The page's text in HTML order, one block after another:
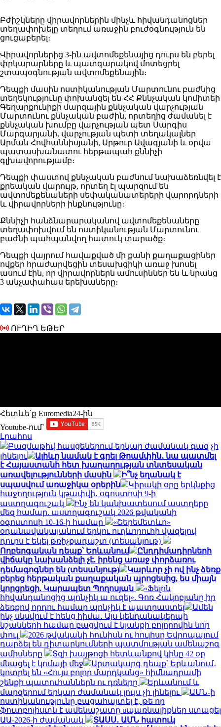
Բժիշկները վիրավորներին մինչև հիվանդանոցներ
տեղափոխելը տեղում առաջին բուժօգնություն են
ցուցաբերել։
Վիրավորներից 3-ին ավտոմեքենայից դուրս են բերել
փրկարարները և պատգարակով մոտեցրել
շտապօգնության ավտոմեքենային։
Դեպքի մասին ոստիկանության Մարտունու բաժնից
տեղեկությունը փոխանցել են ՀՀ Քննչական կոմիտեի
Գեղարքունիքի մարզային քննչական վարչության
Մարտունու քննչական բաժին, որտեղից ժամանել է
քննչական խումբը վարչության պետ Սարգիս
Մարգարյանի, վարչության պետի տեղակալներ
Արման Հովհաննիսյանի, Արթուր Ավագյանի և օրվա
պատասխանատու հերթապահ քննիչի
գլխավորությամբ։
Դեպքի փաստով քննչական բաժնում նախաձեռնվել է
քրեական վարույթ, որտեղ էլ պարզում են
ավտոմեքենաների սեփականատերերի վարորդների
և վիրավորների ինքնությունը։
Քննիչի հանձնարարականով ավտոմեքենաները
տեղափոխվում են ոստիկանության Մարտունու
բաժնի պահպանվող հատուկ տարածք։
Դեպքի վայրում հավաքված մի քանի քաղաքացիներ
ովքեր հրաժարվեցին տեսախցիկի առաջ խոսել
ասում էին, որ վիրավորներն ամուսիններ են և նրանց
3 անչափահաս երեխաները։
ՈՒՂԻՂ ԵԹԵՐ
Հետևե՛ք Euromedia24-ին
Youtube-ում`
Լրահոս
Բազմաթիվ հասցեներում երկար ժամանակ գազ չի
լինելու
Ալիևը նամակ է գրել Թրամփին․ նա պատմել
է Հայաստանի հետ խաղաղության տնտեսական
առավելությունների մասին
Ի՞նչ եղանակ է
սպասվում առաջիկա օրերին
Կիրակի օրը երկնքից
հաջողություն կթափվի․ օգոստոսի 9-ի
աստղագուշակ
Ինչ են կանխատեսում աստղերը
մեզ համար. աստղագուշակ 2026 թվականի
օգոստոսի 10-16-ի համար
«Շերեմետևո»
օդանավակայանում երկու ուղևորուհի վազելով
դուրս է եկել թռիչքադաշտ (տեսանյութ)
Ողբերգական դեպք՝ Երևանում
Ընդդիմադիրների
վիճակը նախանձելի չէ. իրենց առաջ փորձառու
դեմագոգներ են (տեսանյութ)
Կարևոր չի ով ինչ ձեռք
բերեց հերթական քաղաքական պրոցեսից, ես միայն
կորցրեցի. Կարապետ Պողոսյան
«Ֆելոն
հիվանդանոցից պոնչիկ ա ուզել». Գոռ Հակոբյանը իր
ձեռքով որդու համար պոնչիկ է պատրաստել
Ամեն
ինչ սկսվում է հենց հիմա․ Այս կենդանակերպի
նշանների համար բացվում է կյանքի բոլորովին նոր
փուլ
2026 թվականի հունիսն ու հուլիսը Եվրոպայում
դարձել են դիտարկումների պատմության ամենաշոգ
ամիսները
Տզի խայթոցի հետևանքով կինը 42 օր
մնացել է կոմայի մեջ
Արտակարգ դեպք՝ Երևանում․
կոտրել են «Հույս բոլոր մարդկանց» հիմնադրամի
շենքի պատուհաններն ու դռները
Երևանում և
մարզերում երկար ժամանակ լույս չի լինելու
ԱՄՆ-ի
ոստիկանությունը բացահայտել է, թե որ
ֆուտբոլիստն է ամենաշատը uպառնալիքներ ստացել
ԱԱ-2026-ի ժամանակ
ՏԱՍՍ․ ԱՄՆ հատուկ